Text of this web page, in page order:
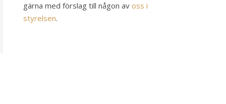
gärna med förslag till någon av oss i
styrelsen.